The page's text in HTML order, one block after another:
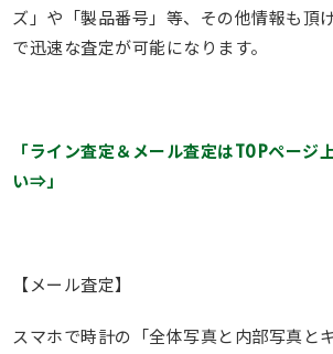
ズ」や「製品番号」等、その他情報も頂
で迅速な査定が可能になります。
「ライン査定＆メール査定はTOPページ
い⇒」
【メール査定】
スマホで時計の「全体写真と内部写真と